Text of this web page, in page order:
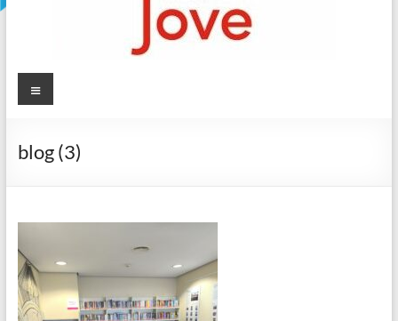
Sala
Biblioteca
Menú
blog (3)